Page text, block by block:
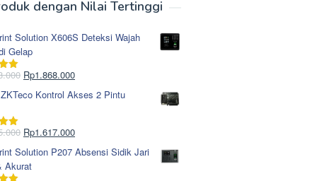
dengan Nilai Tertinggi
Solution X606S Deteksi Wajah
Gelap
5.00
Harga
aslinya
adalah:
Rp1.868.000Harga
saat
ini
Rp1.868.000.
Kontrol Akses 2 Pintu
5.00
Harga
aslinya
adalah:
Rp1.695.000.
Rp1.617.000Harga
saat
ini
Solution P207 Absensi Sidik Jari
Akurat